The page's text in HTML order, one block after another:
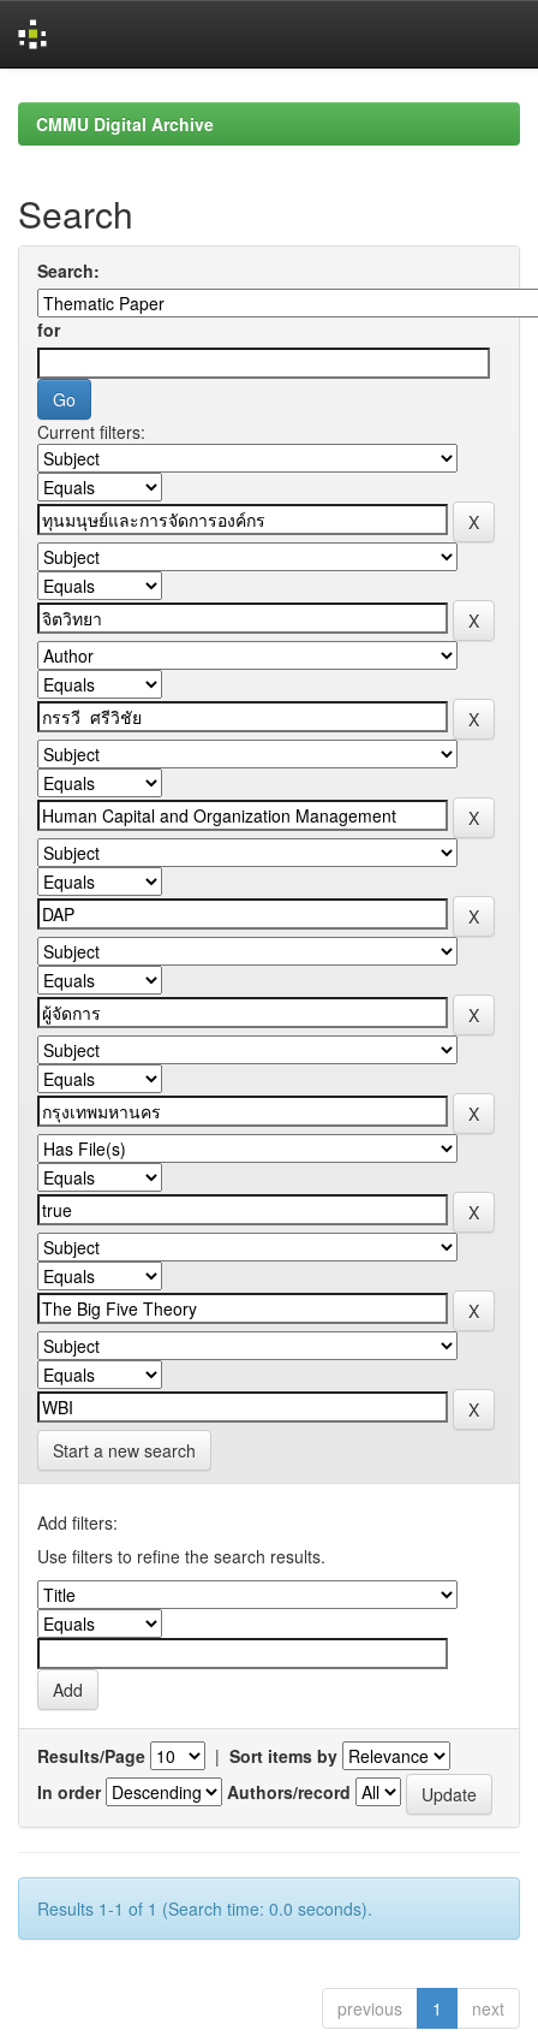
navigationCMMU Digital Archive
Search
Search:
for
Current filters:
Start a new search
Add filters:
Use filters to refine the search results.
Results/Page | Sort items by
In order
Authors/record
Results 1-1 of 1 (Search time: 0.0 seconds).
previous 1 next